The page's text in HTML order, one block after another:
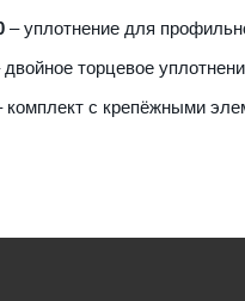
– уплотнение для
двойное торцевое
комплект с крепёжными